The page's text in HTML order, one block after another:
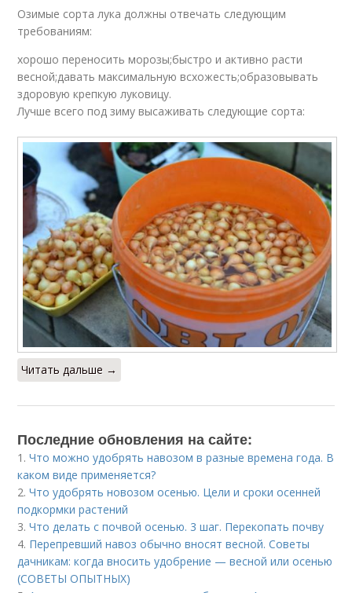
Озимые сорта лука должны отвечать следующим
требованиям:
хорошо переносить морозы;быстро и активно расти
весной;давать максимальную всхожесть;образовывать
здоровую крепкую луковицу.
Лучше всего под зиму высаживать следующие сорта:
Читать дальше →
Последние обновления на сайте:
1.Что можно удобрять навозом в разные времена года. В
каком виде применяется?
2.Что удобрять новозом осенью. Цели и сроки осенней
подкормки растений
3.Что делать с почвой осенью. 3 шаг. Перекопать почву
4. Перепревший навоз обычно вносят весной. Советы
дачникам: когда вносить удобрение — весной или осенью
(СОВЕТЫ ОПЫТНЫХ)